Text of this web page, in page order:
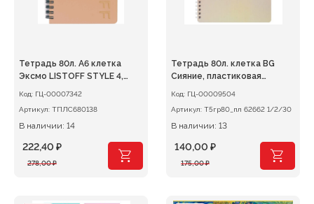
Тетрадь 80л. А6 клетка
Эксмо LISTOFF STYLE 4,
пластик, на гребне
Код: ГЦ-00007342
Артикул: ТПЛС680138
В наличии: 14
278,00₽
Первоначальная
222,40 ₽
Текущая
Тетрадь 80л. клетка BG
Сияние, пластиковая
Код: ГЦ-00009504
Артикул:
Т5гр80_пл 62662 1/2/30
В наличии: 13
175,00₽
Первоначальная
140,00 ₽
Текущая